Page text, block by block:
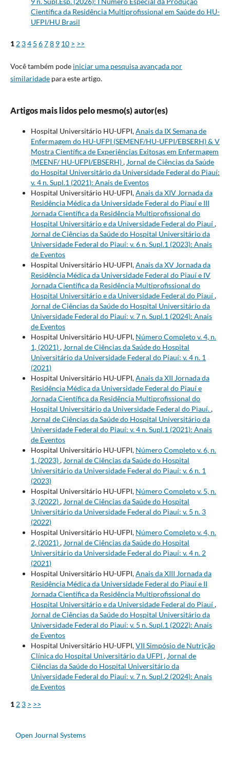
Científica da Residência Multiprofissional em Saúde do HU-
UFPI/HU Brasil
1 2 34 5 678 9 10 > >>
Você também pode iniciar uma pesquisa avançada por
similaridadepara este artigo.
Artigos mais lidos pelo mesmo(s) autor(es)
Hospital Universitário HU-UFPI,Anais da IX Semana de
Enfermagem do HU-UFPI (SEMENF/HU-UFPI/EBSERH) & V
Mostra Científica de Experiências Exitosas em Enfermagem
(MEENF/ HU-UFPI/EBSERH), Jornal de Ciências da Saúde
do Hospital Universitário da Universidade Federal do Piauí:
v. 4 n. Supl.1 (2021): Anais de Eventos
Hospital Universitário HU-UFPI,Anais da XIV Jornada da
Residência Médica da Universidade Federal do Piauí e III
Jornada Científica da Residência Multiprofissional do
Hospital Universitário e da Universidade Federal do Piauí,
Jornal de Ciências da Saúde do Hospital Universitário da
Universidade Federal do Piauí: v. 6 n. Supl.1 (2023): Anais
de Eventos
Hospital Universitário HU-UFPI,Anais da XV Jornada da
Residência Médica da Universidade Federal do Piauí e IV
Jornada Científica da Residência Multiprofissional do
Hospital Universitário e da Universidade Federal do Piauí,
Jornal de Ciências da Saúde do Hospital Universitário da
Universidade Federal do Piauí: v. 7 n. Supl.1 (2024): Anais
de Eventos
Hospital Universitário HU-UFPI, Número Completo v. 4, n.
1, (2021), Jornal de Ciências da Saúde do Hospital
Universitário da Universidade Federal do Piauí: v. 4 n. 1
(2021)
Hospital Universitário HU-UFPI,Anais da XII Jornada da
Residência Médica da Universidade Federal do Piauí e
Jornada Científica da Residência Multiprofissional do
Hospital Universitário da Universidade Federal do Piauí.,
Jornal de Ciências da Saúde do Hospital Universitário da
Universidade Federal do Piauí: v. 4 n. Supl.1 (2021): Anais
de Eventos
Hospital Universitário HU-UFPI, Número Completo v. 6, n.
1, (2023), Jornal de Ciências da Saúde do Hospital
Universitário da Universidade Federal do Piauí: v. 6 n. 1
(2023)
Hospital Universitário HU-UFPI, Número Completo v. 5, n.
3, (2022), Jornal de Ciências da Saúde do Hospital
Universitário da Universidade Federal do Piauí: v. 5 n. 3
(2022)
Hospital Universitário HU-UFPI, Número Completo v. 4, n.
2, (2021), Jornal de Ciências da Saúde do Hospital
Universitário da Universidade Federal do Piauí: v. 4 n. 2
(2021)
Hospital Universitário HU-UFPI,Anais da XIII Jornada da
Residência Médica da Universidade Federal do Piauí e II
Jornada Científica da Residência Multiprofissional do
Hospital Universitário e da Universidade Federal do Piauí,
Jornal de Ciências da Saúde do Hospital Universitário da
Universidade Federal do Piauí: v. 5 n. Supl.1 (2022): Anais
de Eventos
Hospital Universitário HU-UFPI,VII Simpósio de Nutrição
Clínica do Hospital Universitário da UFPI , Jornal de
Ciências da Saúde do Hospital Universitário da
Universidade Federal do Piauí: v. 7 n. Supl.2 (2024): Anais
de Eventos
1 2 3 > >>
Open Journal Systems